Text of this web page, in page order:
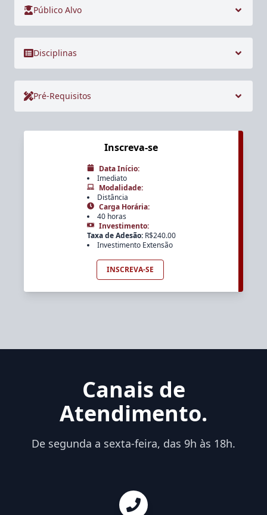
Público Alvo
Disciplinas
Pré-Requisitos
Inscreva-se
Data Início:
Imediato
Modalidade:
Distância
Carga Horária:
40 horas
Investimento:
Taxa de Adesão: R$240.00
Investimento Extensão
INSCREVA-SE
Canais de
Atendimento.
De segunda a sexta-feira, das 9h às 18h.